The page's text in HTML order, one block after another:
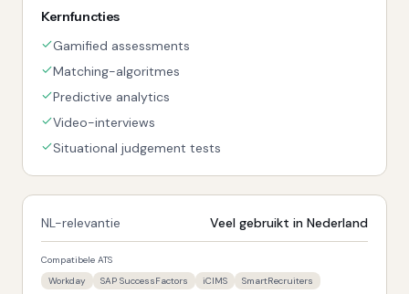
Kernfuncties
Gamified assessments
Matching-algoritmes
Predictive analytics
Video-interviews
Situational judgement tests
NL-relevantie Veel gebruikt in Nederland
Compatibele ATS
Workday
SAP SuccessFactors iCIMS SmartRecruiters